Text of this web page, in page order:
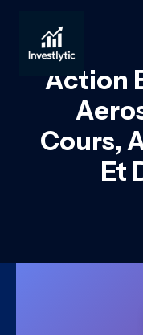
contenu
Action
Cours,
Et